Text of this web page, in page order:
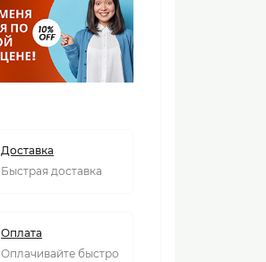
Доставка
Быстрая доставка
Оплата
Оплачивайте быстро